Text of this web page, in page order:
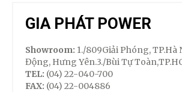
GIA PHÁT POWER
Showroom: 1./809Giải Phóng, TP.Hà
Động, Hưng Yên.3./Bùi Tự
TEL: (04) 22-040-700
FAX: (04) 22-004886